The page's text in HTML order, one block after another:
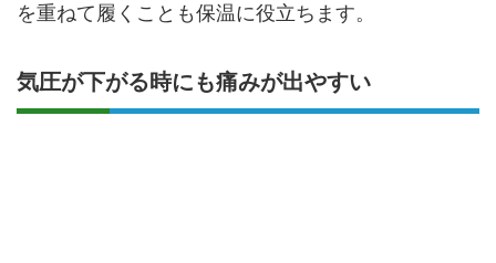
を重ねて履くことも保温に役立ちます。
気圧が下がる時にも痛みが出やすい